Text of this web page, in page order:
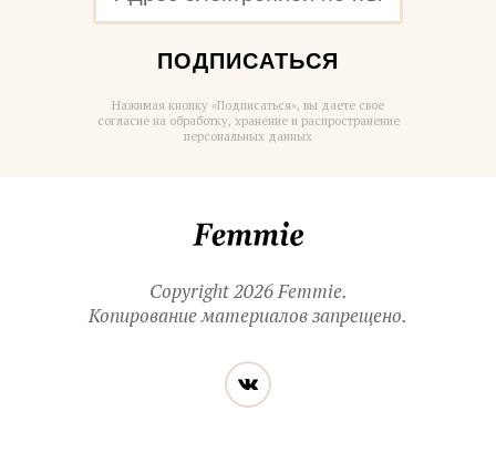
ПОДПИСАТЬСЯ
Нажимая кнопку «Подписаться», вы даете свое
согласие на обработку, хранение и распространение
персональных данных
Copyright 2026 Femmie.
Копирование материалов запрещено.
Читайте
нас
в социальных